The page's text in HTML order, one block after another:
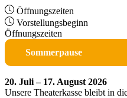
Öffnungszeiten
Vorstellungsbeginn
Öffnungszeiten
Sommerpause
20. Juli – 17. August 2026
Unsere Theaterkasse bleibt in